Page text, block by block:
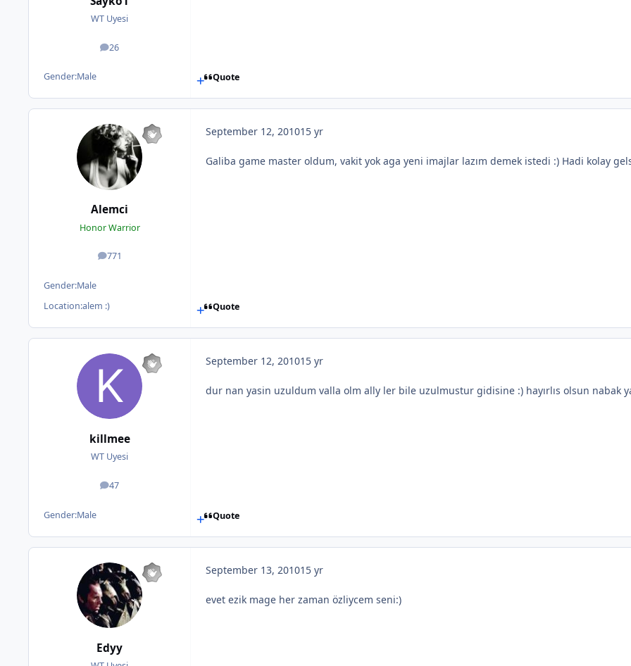
WT Uyesi
26
posts
Gender:Male Quote
Alemci
Honor Warrior
771
posts
Gender:Male
Location:alem :)
September 12, 201015 yr
Galiba game master oldum, vakit yok aga yeni imajlar lazım demek istedi :) Hadi kolay
Quote
killmee
WT Uyesi
47
posts
Gender:Male
September 12, 201015 yr
dur nan yasin uzuldum valla olm ally ler bile uzulmustur gidisine :) hayırlıs olsun nabak
Quote
Edyy
September 13, 201015 yr
evet ezik mage her zaman özliycem seni:)